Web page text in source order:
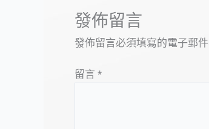
發佈留言
發佈留言必須填寫的電子郵
留言 *